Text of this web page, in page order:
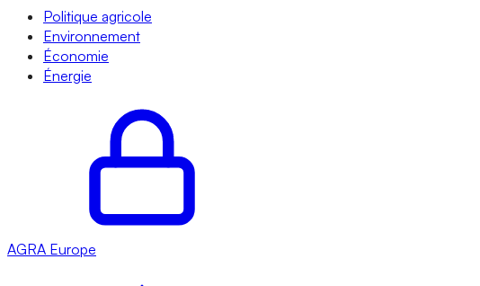
Politique agricole
Environnement
Économie
Énergie
AGRA Europe